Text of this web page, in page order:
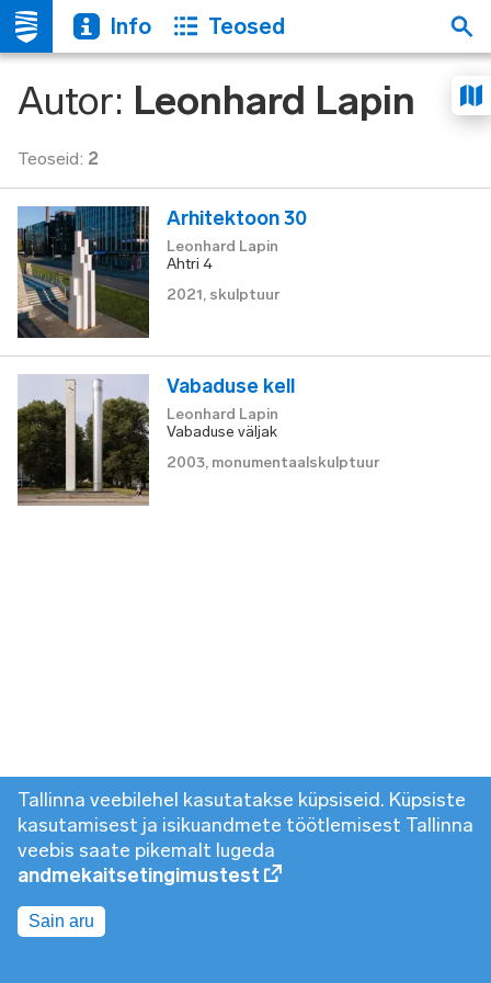
Info Teosed
Autor: Leonhard Lapin
Teoseid: 2
Arhitektoon 30
Leonhard Lapin
Ahtri 4
2021, skulptuur
Vabaduse kell
Leonhard Lapin
Vabaduse väljak
2003, monumentaalskulptuur
Tallinna veebilehel kasutatakse küpsiseid. Küpsiste
kasutamisest ja isikuandmete töötlemisest Tallinna
veebis saate pikemalt lugeda
andmekaitsetingimustest
Sain aru